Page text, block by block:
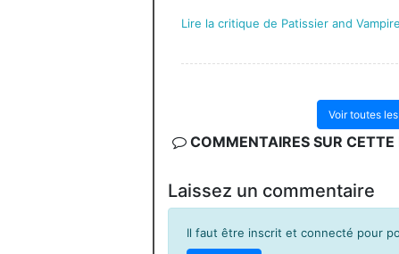
Lire la critique de Patissier and Vampire
Voir toutes
COMMENTAIRES SUR
Laissez un commentaire
Il faut être inscrit et connecté pour